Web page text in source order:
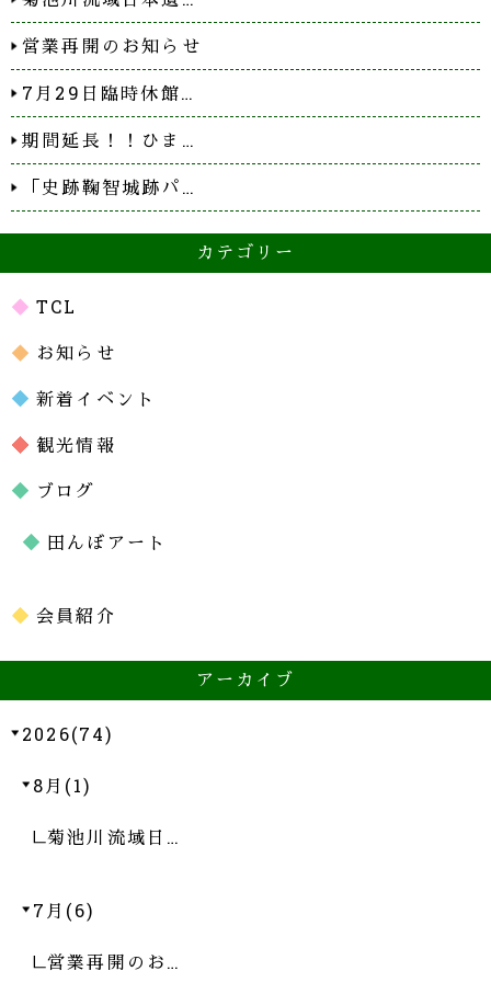
営業再開のお知らせ
7月29日臨時休館…
期間延長！！ひま…
「史跡鞠智城跡パ…
カテゴリー
TCL
お知らせ
新着イベント
観光情報
ブログ
田んぼアート
会員紹介
アーカイブ
2026(74)
8月(1)
菊池川流域日…
7月(6)
営業再開のお…